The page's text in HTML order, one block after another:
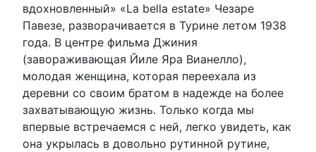
вдохновленный» «La bella estate» Чезаре
Павезе, разворачивается в Турине летом 1938
года. В центре фильма Джиния
(завораживающая Йиле Яра Вианелло),
молодая женщина, которая переехала из
деревни со своим братом в надежде на более
захватывающую жизнь. Только когда мы
впервые встречаемся с ней, легко увидеть, как
она укрылась в довольно рутинной рутине,